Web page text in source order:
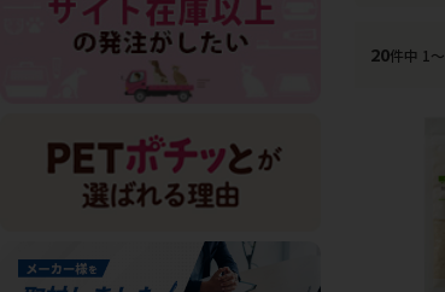
20件中 1